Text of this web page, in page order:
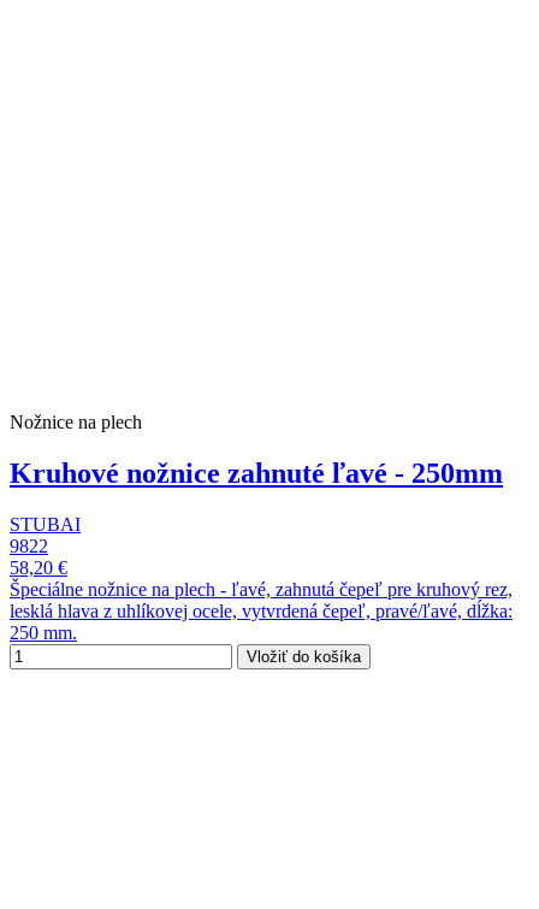
Nožnice na plech
Kruhové nožnice zahnuté ľavé - 250mm
STUBAI
9822
58,20 €
Špeciálne nožnice na plech - ľavé, zahnutá čepeľ pre kruhový rez,
lesklá hlava z uhlíkovej ocele, vytvrdená čepeľ, pravé/ľavé, dĺžka:
250 mm.
Vložiť do košíka